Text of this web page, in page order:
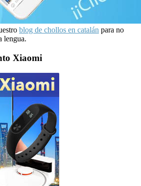
blog de chollos en catalán para no
lengua.
Xiaomi